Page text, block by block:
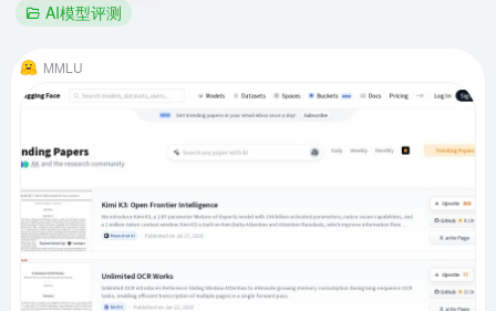
AI模型评测
MMLU